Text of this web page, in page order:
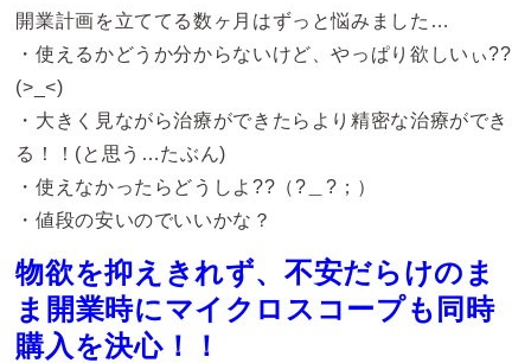
開業計画を立ててる数ヶ月はずっと悩みました…
・使えるかどうか分からないけど、やっぱり欲しいぃ??
(>_<)
・大きく見ながら治療ができたらより精密な治療ができ
る！！(と思う…たぶん)
・使えなかったらどうしよ??（?＿?；）
・値段の安いのでいいかな？
物欲を抑えきれず、不安だらけのま
ま開業時にマイクロスコープも同時
購入を決心！！